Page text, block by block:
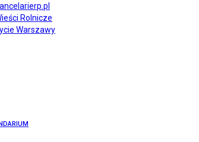
Rolnicze
Warszawy